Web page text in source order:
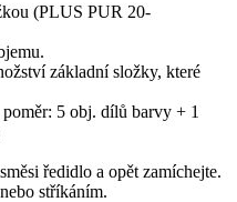
(PLUS PUR 20-
základní složky, které
5 obj. dílů barvy + 1
ředidlo a opět zamíchejte.
stříkáním.